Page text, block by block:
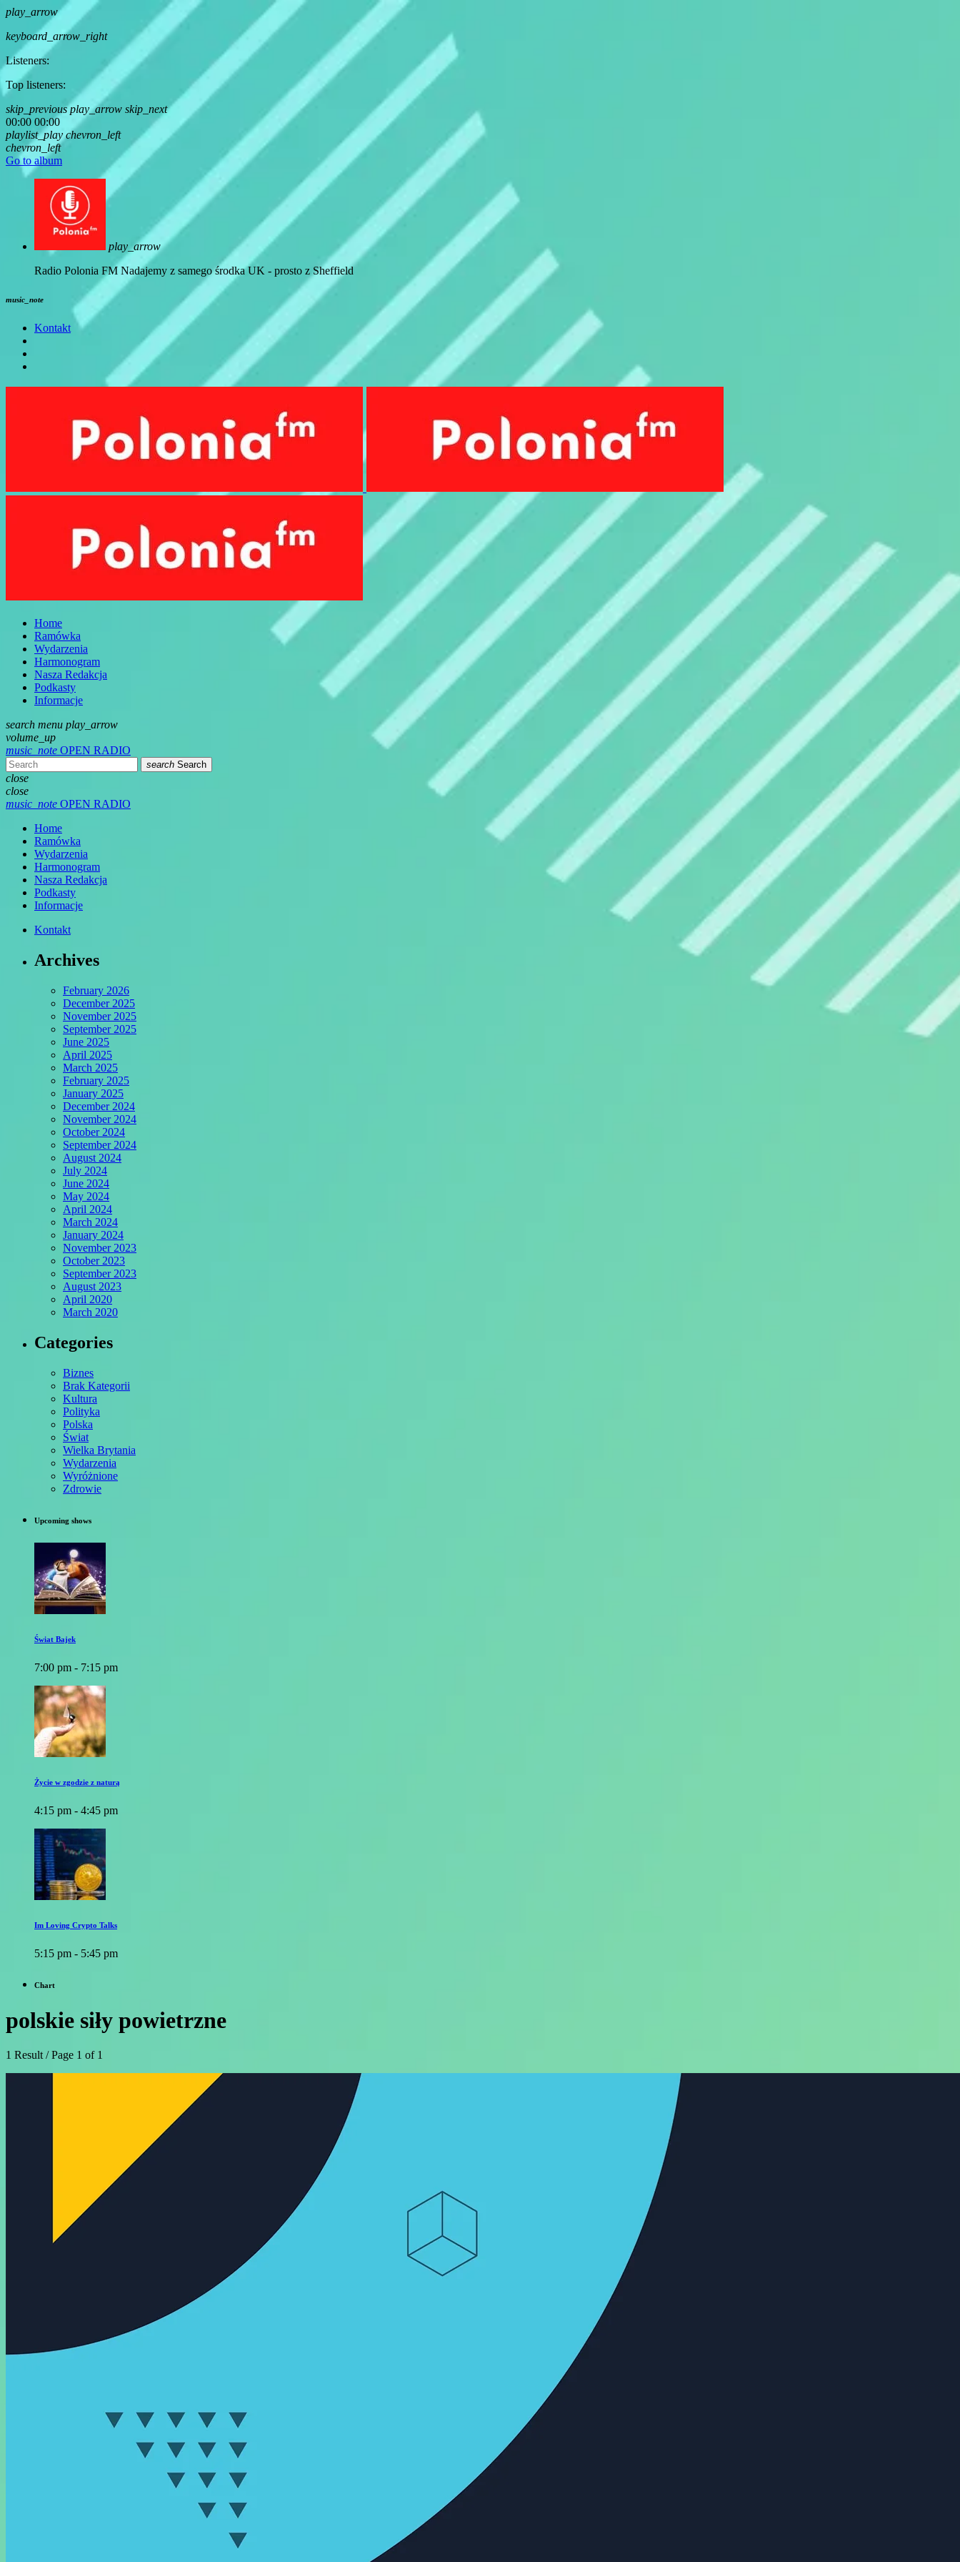
play_arrow
keyboard_arrow_right
Listeners:
Top listeners:
skip_previous play_arrow skip_next
00:00 00:00
playlist_play chevron_left
chevron_left
Go to album
play_arrow
Radio Polonia FM Nadajemy z samego środka UK - prosto z Sheffield
music_note
Kontakt
Home
Ramówka
Wydarzenia
Harmonogram
Nasza Redakcja
Podkasty
Informacje
search menu play_arrow
volume_up
music_note OPEN RADIO
search Search
close
close
music_note OPEN RADIO
Home
Ramówka
Wydarzenia
Harmonogram
Nasza Redakcja
Podkasty
Informacje
Kontakt
Archives
February 2026
December 2025
November 2025
September 2025
June 2025
April 2025
March 2025
February 2025
January 2025
December 2024
November 2024
October 2024
September 2024
August 2024
July 2024
June 2024
May 2024
April 2024
March 2024
January 2024
November 2023
October 2023
September 2023
August 2023
April 2020
March 2020
Categories
Biznes
Brak Kategorii
Kultura
Polityka
Polska
Świat
Wielka Brytania
Wydarzenia
Wyróżnione
Zdrowie
Upcoming shows
Świat Bajek
7:00 pm - 7:15 pm
Życie w zgodzie z naturą
4:15 pm - 4:45 pm
Im Loving Crypto Talks
5:15 pm - 5:45 pm
Chart
polskie siły powietrzne
1 Result / Page 1 of 1